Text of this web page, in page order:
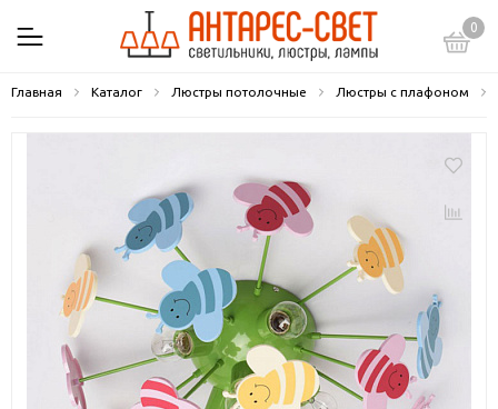
0
Главная Каталог Люстры потолочные Люстры с плафоном